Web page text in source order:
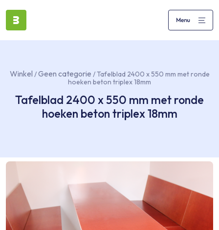
Winkel /Geen categorie / Tafelblad 2400 x 550 mm met ronde
hoeken beton triplex 18mm
Tafelblad 2400 x 550 mm met ronde
hoeken beton triplex 18mm